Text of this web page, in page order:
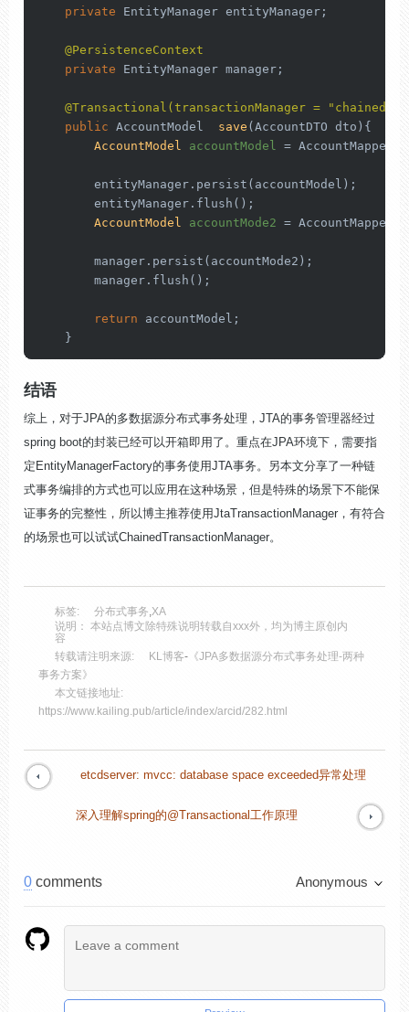
private EntityManager entityManager;
@PersistenceContext
private EntityManager manager;
@Transactional(transactionManager =
public AccountModel save (AccountDTO dto) {
AccountModel
accountModel =
        entityManager.persist(accountModel);
        entityManager.flush();
AccountModel
accountMode2 =
        manager.persist(accountMode2);
        manager.flush();
return accountModel;
    }
结语
综上，对于JPA的多数据源分布式事务处理，JTA的事务管理器经过
spring boot的封装已经可以开箱即用了。重点在JPA环境下，需要指
定EntityManagerFactory的事务使用JTA事务。另本文分享了一种链
式事务编排的方式也可以应用在这种场景，但是特殊的场景下不能保
证事务的完整性，所以博主推荐使用JtaTransactionManager，有符合
的场景也可以试试ChainedTransactionManager。
标签: 分布式事务,XA
说明： 本站点博文除特殊说明转载自xxx外，均为博主原创内
容
转载请注明来源:
KL博客- 《JPA多数据源分布式事务处理-两种
事务方案》
本文链接地址:
https://www.kailing.pub/article/index/arcid/282.html
etcdserver: mvcc: database space exceeded异常处理
深入理解spring的@Transactional工作原理
0 comments Anonymous